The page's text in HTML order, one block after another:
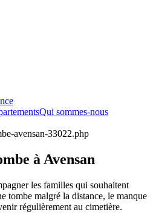
Qui sommes-nous
avensan-33022.php
à Avensan
les familles qui souhaitent
tombe malgré la distance, le manque
régulièrement au cimetière.